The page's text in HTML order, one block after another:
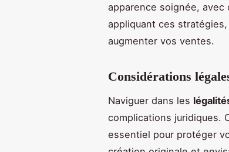
apparence soignée,
appliquant ces
augmenter vos ventes.
Considérations
Naviguer dans les
complications juridiques.
essentiel pour protéger